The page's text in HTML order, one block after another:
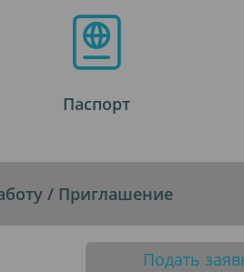
Паспорт
/ Приглашение
Подать